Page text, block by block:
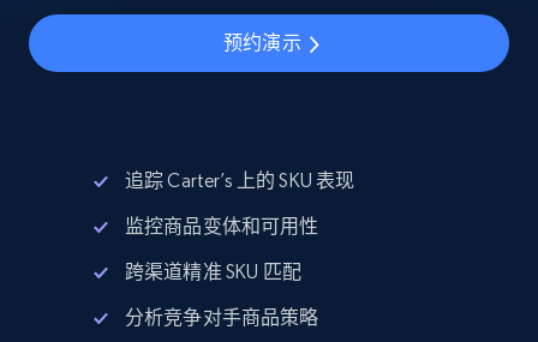
预约演示
追踪 Carter’s 上的 SKU 表现
监控商品变体和可用性
跨渠道精准 SKU 匹配
分析竞争对手商品策略